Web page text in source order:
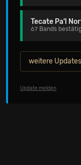
Tecate Pa'l
67 Bands
weitere Updates
Update melden